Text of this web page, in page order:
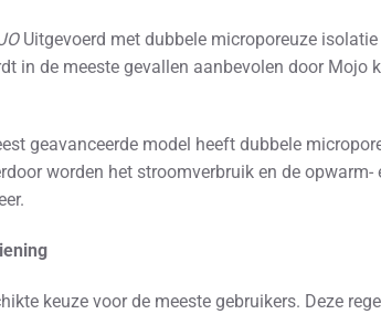
Uitgevoerd met dubbele microporeuze
in de meeste gevallen aanbevolen door Mojo
geavanceerde model heeft dubbele
worden het stroomverbruik en de
keuze voor de meeste gebruikers. Deze